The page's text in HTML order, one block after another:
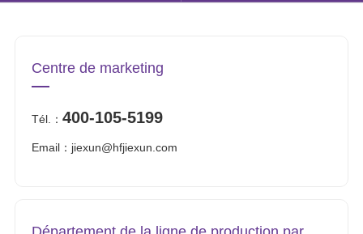
Centre de marketing
Tél.： 400-105-5199
Email：jiexun@hfjiexun.com